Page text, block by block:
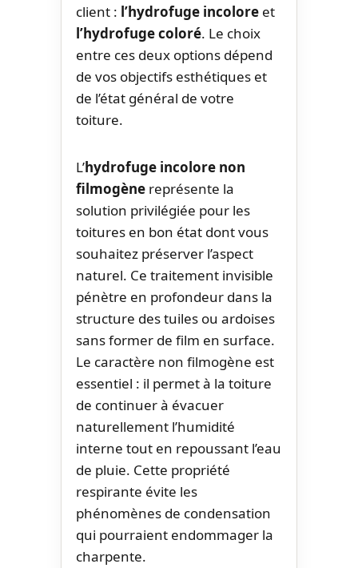
client : l’hydrofuge incolore et
l’hydrofuge coloré. Le choix
entre ces deux options dépend
de vos objectifs esthétiques et
de l’état général de votre
toiture.
L’hydrofuge incolore non
filmogène représente la
solution privilégiée pour les
toitures en bon état dont vous
souhaitez préserver l’aspect
naturel. Ce traitement invisible
pénètre en profondeur dans la
structure des tuiles ou ardoises
sans former de film en surface.
Le caractère non filmogène est
essentiel : il permet à la toiture
de continuer à évacuer
naturellement l’humidité
interne tout en repoussant l’eau
de pluie. Cette propriété
respirante évite les
phénomènes de condensation
qui pourraient endommager la
charpente.